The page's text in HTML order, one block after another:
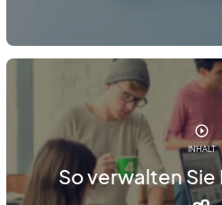
INHALT
So verwalten